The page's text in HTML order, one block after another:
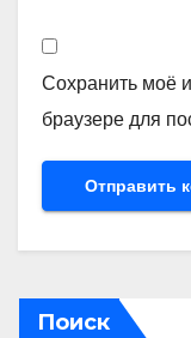
Сохранить моё
браузере для
Поиск